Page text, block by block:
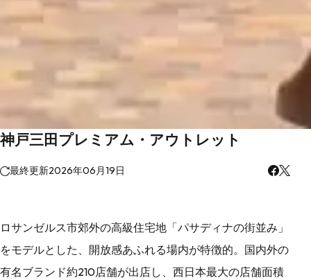
神戸三田プレミアム・アウトレット
最終更新2026年06月19日
ロサンゼルス市郊外の高級住宅地「パサディナの街並み」
をモデルとした、開放感あふれる場内が特徴的。国内外の
有名ブランド約210店舗が出店し、西日本最大の店舗面積